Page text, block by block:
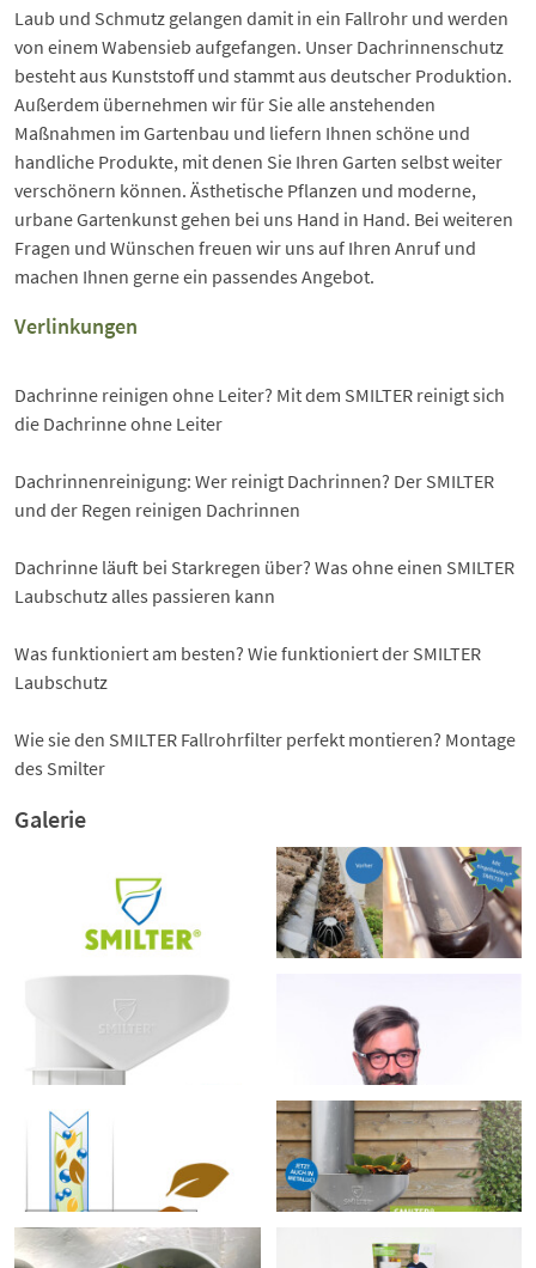
Laub und Schmutz gelangen damit in ein Fallrohr und werden
von einem Wabensieb aufgefangen. Unser Dachrinnenschutz
besteht aus Kunststoff und stammt aus deutscher Produktion.
Außerdem übernehmen wir für Sie alle anstehenden
Maßnahmen im Gartenbau und liefern Ihnen schöne und
handliche Produkte, mit denen Sie Ihren Garten selbst weiter
verschönern können. Ästhetische Pflanzen und moderne,
urbane Gartenkunst gehen bei uns Hand in Hand. Bei weiteren
Fragen und Wünschen freuen wir uns auf Ihren Anruf und
machen Ihnen gerne ein passendes Angebot.
Verlinkungen
Dachrinne reinigen ohne Leiter? Mit dem SMILTER reinigt sich
die Dachrinne ohne Leiter
Dachrinnenreinigung: Wer reinigt Dachrinnen? Der SMILTER
und der Regen reinigen Dachrinnen
Dachrinne läuft bei Starkregen über? Was ohne einen SMILTER
Laubschutz alles passieren kann
Was funktioniert am besten? Wie funktioniert der SMILTER
Laubschutz
Wie sie den SMILTER Fallrohrfilter perfekt montieren? Montage
des Smilter
Galerie